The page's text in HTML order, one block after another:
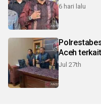
6 hari lalu
Aceh
Jul 27th